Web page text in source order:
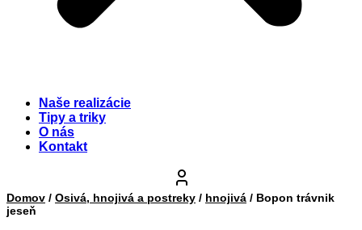
Naše realizácie
Tipy a triky
O nás
Kontakt
Domov / Osivá, hnojivá a postreky / hnojivá / Bopon trávnik
jeseň